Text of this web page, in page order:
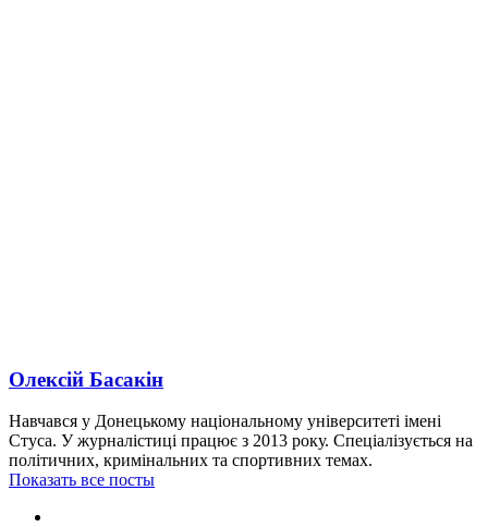
Олексій Басакін
Навчався у Донецькому національному університеті імені
Стуса. У журналістиці працює з 2013 року. Спеціалізується на
політичних, кримінальних та спортивних темах.
Показать все посты